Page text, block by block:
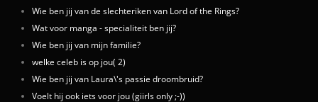
Wie ben jij van de slechteriken van Lord of the Rings?
Wat voor manga - specialiteit ben jij?
Wie ben jij van mijn familie?
welke celeb is op jou( 2)
Wie ben jij van Laura\'s passie droombruid?
Voelt hij ook iets voor jou (giirls only ;-))